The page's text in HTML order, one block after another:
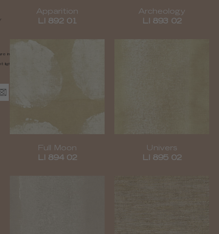
inspired, free movement,
light resistance
Apparition
LI 892 01
Archeology
LI 893 02
Full Moon
LI 894 02
Univers
LI 895 02